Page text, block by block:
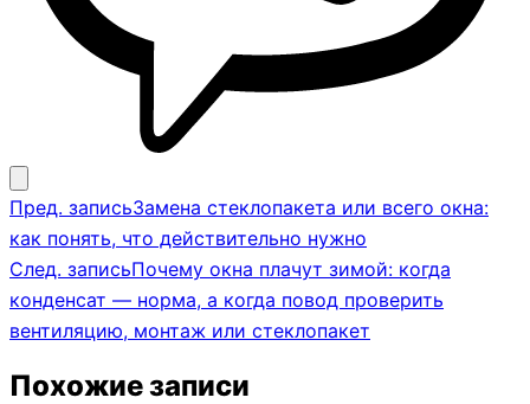
Навигация
по
записям
Пред. записьЗамена стеклопакета или всего окна:
как понять, что действительно нужно
След. записьПочему окна плачут зимой: когда
конденсат — норма, а когда повод проверить
вентиляцию, монтаж или стеклопакет
Похожие записи